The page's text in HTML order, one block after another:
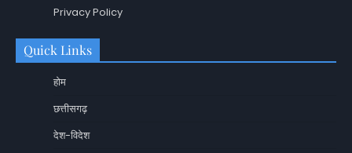
Privacy Policy
Quick Links
होम
छत्तीसगढ़
देश-विदेश